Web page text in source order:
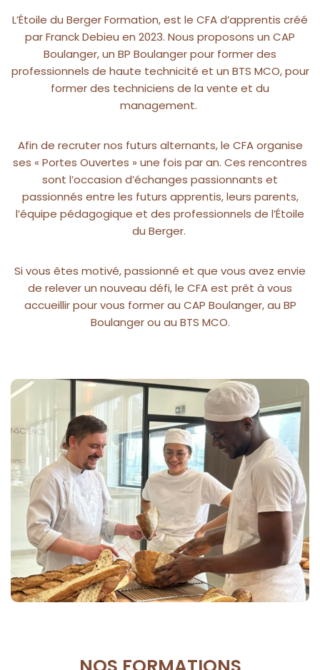
L’Étoile du Berger Formation, est le CFA d’apprentis créé
par Franck Debieu en 2023. Nous proposons un CAP
Boulanger, un BP Boulanger pour former des
professionnels de haute technicité et un BTS MCO, pour
former des techniciens de la vente et du
management.
Afin de recruter nos futurs alternants, le CFA organise
ses « Portes Ouvertes » une fois par an. Ces rencontres
sont l’occasion d’échanges passionnants et
passionnés entre les futurs apprentis, leurs parents,
l’équipe pédagogique et des professionnels de l’Étoile
du Berger.
Si vous êtes motivé, passionné et que vous avez envie
de relever un nouveau défi, le CFA est prêt à vous
accueillir pour vous former au CAP Boulanger, au BP
Boulanger ou au BTS MCO.